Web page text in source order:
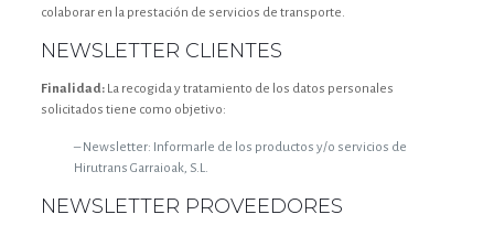
colaborar en la prestación de servicios de transporte.
NEWSLETTER CLIENTES
Finalidad:La recogida y tratamiento de los datos personales
solicitados tiene como objetivo:
– Newsletter: Informarle de los productos y/o servicios de
Hirutrans Garraioak, S.L.
NEWSLETTER PROVEEDORES